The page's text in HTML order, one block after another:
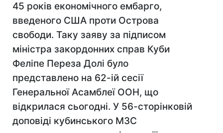
45 років економічного ембарго,
введеного США проти Острова
свободи. Таку заяву за підписом
міністра закордонних справ Куби
Феліпе Переза Долі було
представлено на 62-ій сесії
Генеральної Асамблеї ООН, що
відкрилася сьогодні. У 56-сторінковій
доповіді кубинського МЗС